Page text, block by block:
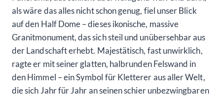
als wäre das alles nicht schon genug, fiel unser Blick
auf den Half Dome – dieses ikonische, massive
Granitmonument, das sich steil und unübersehbar aus
der Landschaft erhebt. Majestätisch, fast unwirklich,
ragte er mit seiner glatten, halbrunden Felswand in
den Himmel – ein Symbol für Kletterer aus aller Welt,
die sich Jahr für Jahr an seinen schier unbezwingbaren